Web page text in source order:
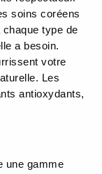
soins coréens
type de
a besoin.
votre
Les
antioxydants,
une gamme